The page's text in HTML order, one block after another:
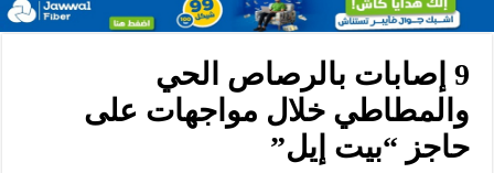
فتح تنعى المناضل نايف خويطر نائب أمين سر إقليم شرق
9 إصابات بالرصاص الحي
والمطاطي خلال مواجهات على
حاجز “بيت إيل”